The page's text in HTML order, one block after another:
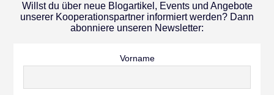
Willst du über neue Blogartikel, Events und Angebote
unserer Kooperationspartner informiert werden? Dann
abonniere unseren Newsletter:
Vorname